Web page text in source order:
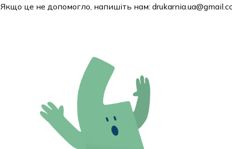
Якщо це не допомогло, напишіть нам: